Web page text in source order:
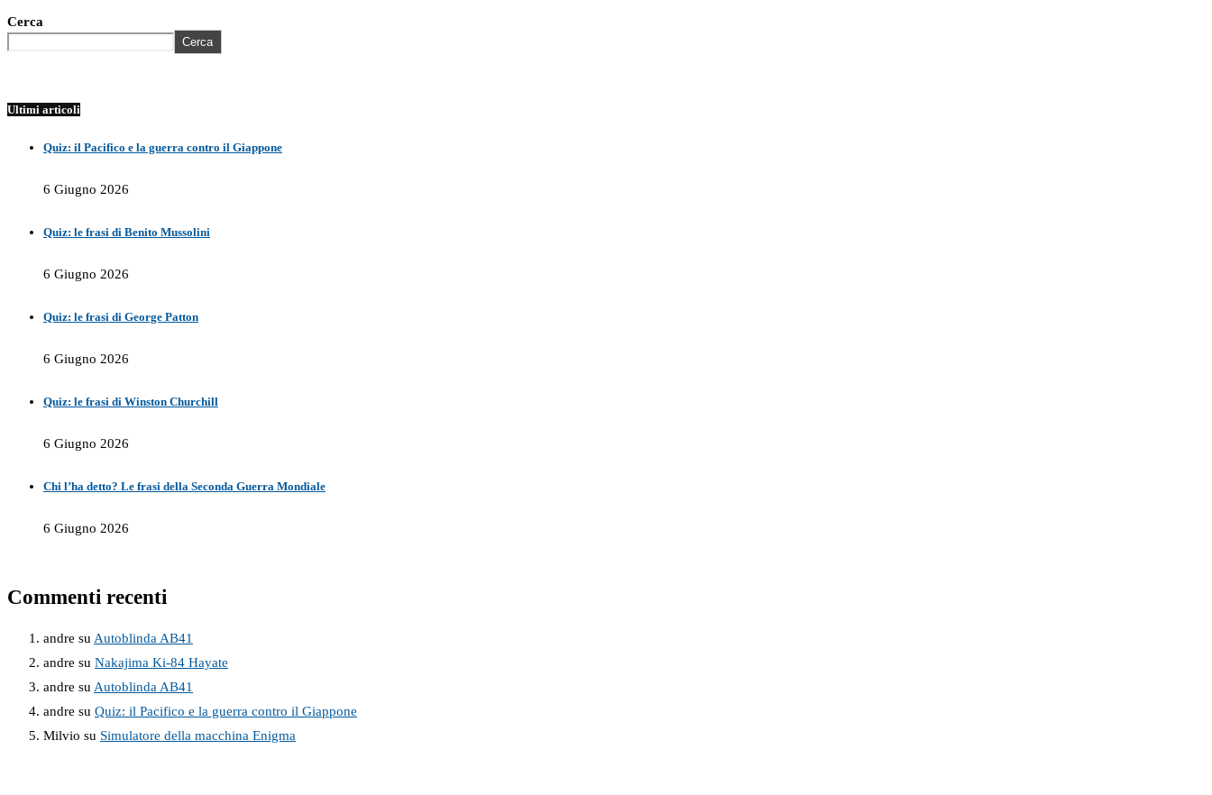
Cerca
Cerca
Ultimi articoli
Quiz: il Pacifico e la guerra contro il Giappone
6 Giugno 2026
Quiz: le frasi di Benito Mussolini
6 Giugno 2026
Quiz: le frasi di George Patton
6 Giugno 2026
Quiz: le frasi di Winston Churchill
6 Giugno 2026
Chi l’ha detto? Le frasi della Seconda Guerra Mondiale
6 Giugno 2026
Commenti recenti
andre su Autoblinda AB41
andre su Nakajima Ki-84 Hayate
andre su Autoblinda AB41
andre su Quiz: il Pacifico e la guerra contro il Giappone
Milvio su Simulatore della macchina Enigma